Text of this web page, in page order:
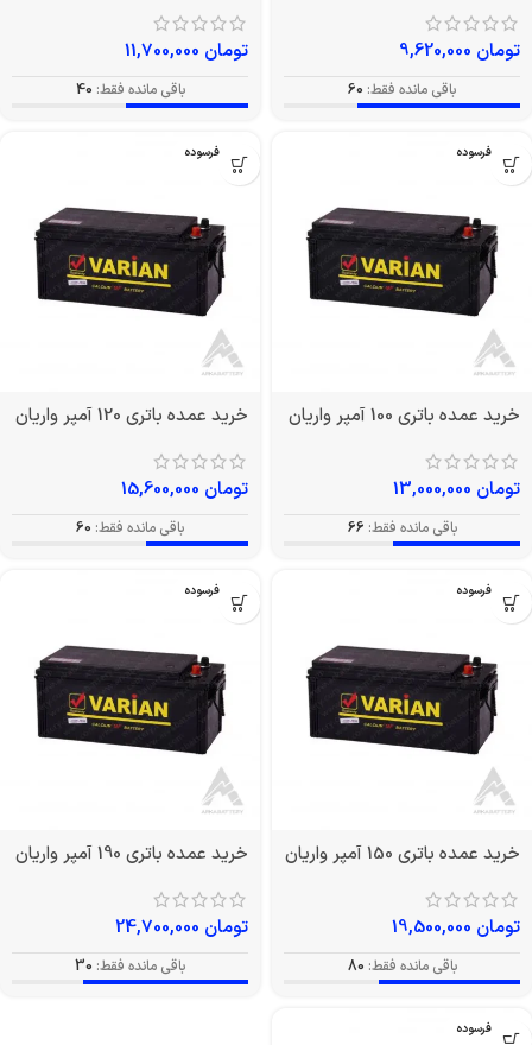
تومان
باقی مانده فقط: 60
تومان
باقی مانده فقط: 40
بدون فرسوده
خرید عمده باتری 100 آمپر واریان
تومان
باقی مانده فقط: 66
بدون فرسوده
خرید عمده باتری 120 آمپر واریان
تومان
باقی مانده فقط: 60
بدون فرسوده
خرید عمده باتری 150 آمپر واریان
تومان
باقی مانده فقط: 80
بدون فرسوده
خرید عمده باتری 190 آمپر واریان
تومان
باقی مانده فقط: 30
بدون فرسوده